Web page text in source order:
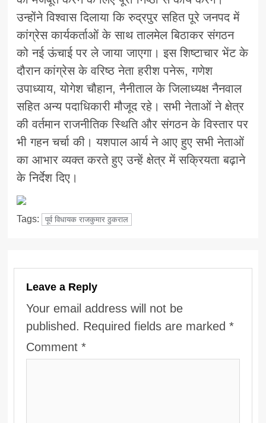
उन्होंने विश्वास दिलाया कि रुद्रपुर सहित पूरे जनपद में
कांग्रेस कार्यकर्ताओं के साथ तालमेल बिठाकर संगठन
को नई ऊंचाई पर ले जाया जाएगा। इस शिष्टाचार भेंट के
दौरान कांग्रेस के वरिष्ठ नेता हरीश पनेरू, गणेश
उपाध्याय, योगेश चौहान, नैनीताल के जिलाध्यक्ष नैनवाल
सहित अन्य पदाधिकारी मौजूद रहे। सभी नेताओं ने क्षेत्र
की वर्तमान राजनीतिक स्थिति और संगठन के विस्तार पर
भी गहन चर्चा की। यशपाल आर्य ने आए हुए सभी नेताओं
का आभार व्यक्त करते हुए उन्हें क्षेत्र में सक्रियता बढ़ाने
के निर्देश दिए।
Tags: पूर्व विधायक राजकुमार ठुकराल
Leave a Reply
Your email address will not be
published. Required fields are marked*
Comment*